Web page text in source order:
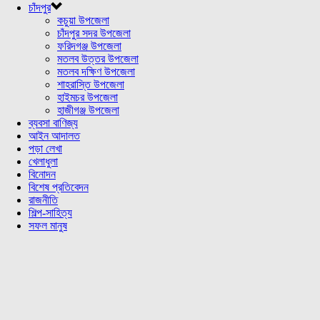
চাঁদপুর
কচুয়া উপজেলা
চাঁদপুর সদর উপজেলা
ফরিদগঞ্জ উপজেলা
মতলব উত্তর উপজেলা
মতলব দক্ষিণ উপজেলা
শাহরাস্তি উপজেলা
হাইমচর উপজেলা
হাজীগঞ্জ উপজেলা
ব্যবসা বাণিজ্য
আইন আদালত
পড়া লেখা
খেলাধুলা
বিনোদন
বিশেষ প্রতিবেদন
রাজনীতি
শিল্প-সাহিত্য
সফল মানুষ